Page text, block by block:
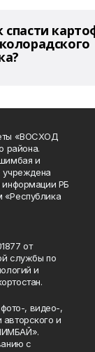
спасти
«ВОСХОД
района.
и
информации РБ
«Республика
от
службы по
и
, видео-,
и
с